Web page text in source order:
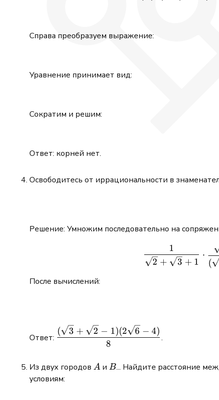
Справа преобразуем выражение:
Уравнение принимает вид:
Сократим и решим:
Ответ: корней нет.
Освободитесь от иррациональности в
Решение: Умножим последовательно на
2 + 3 + 1
1
⋅
(
После вычислений:
Ответ:
\dfrac{(\sqrt{3}
+ \sqrt{2} - 1)
{8}
8
( 3 + 2 − 1)(2 6 − 4)
.
Из двух городов A
A и B
B... Найдите расстояние
условиям: